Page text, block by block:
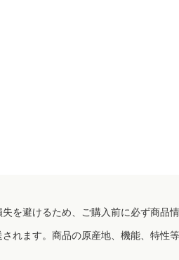
避けるため、ご購入前に必ず商品
れます。商品の原産地、機能、特性